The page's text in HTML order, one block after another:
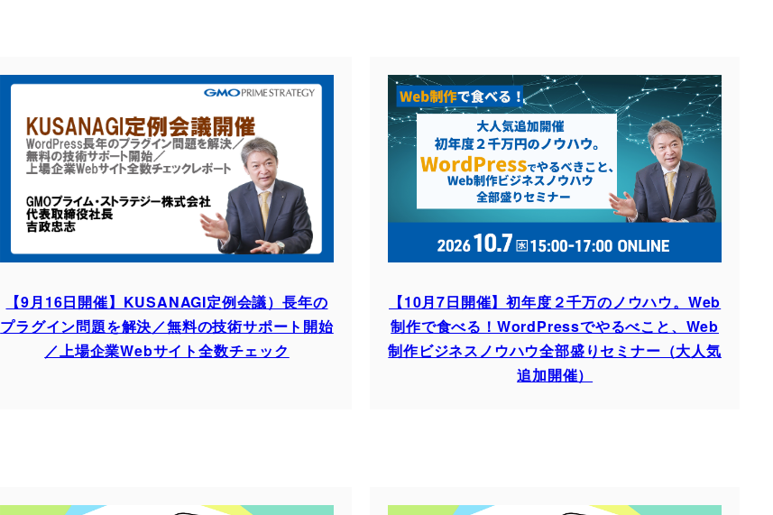
【9月16日開催】KUSANAGI定例会議）長年の
プラグイン問題を解決／無料の技術サポート開始
／上場企業Webサイト全数チェック
【10月7日開催】初年度２千万のノウハウ。Web
制作で食べる！WordPressでやるべこと、Web
制作ビジネスノウハウ全部盛りセミナー（大人気
追加開催）